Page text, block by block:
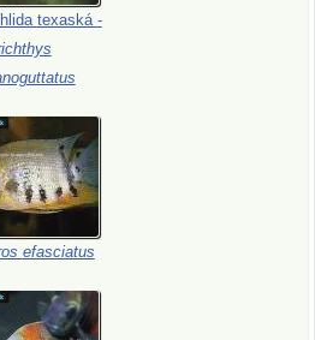
texaská -
efasciatus